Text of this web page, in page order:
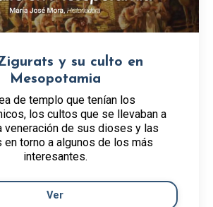
y su culto en
Mesopotamia
de templo que tenían los
los cultos que se llevaban a
veneración de sus dioses y las
en torno a algunos de los más
interesantes.
Ver